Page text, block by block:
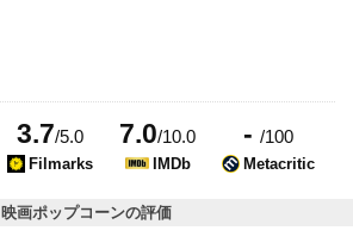
3.7/5.0
Filmarks
7.0/10.0
IMDb
- /100
Metacritic
映画ポップコーンの評価